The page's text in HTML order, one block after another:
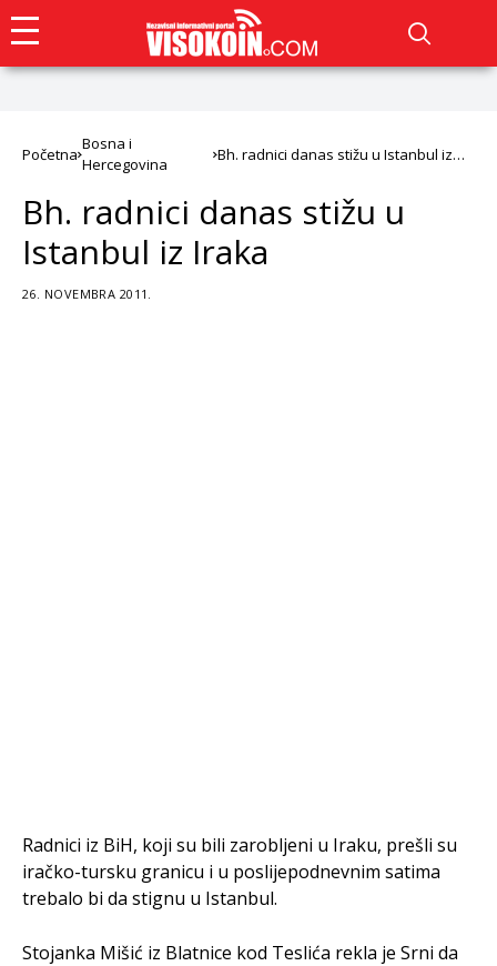
Početna
Bosna i
Hercegovina
Bh. radnici danas stižu u Istanbul iz
Bh. radnici danas stižu u
Istanbul iz Iraka
26. NOVEMBRA 2011.
Radnici iz BiH, koji su bili zarobljeni u Iraku, prešli su
iračko-tursku granicu i u poslijepodnevnim satima
trebalo bi da stignu u Istanbul.
Stojanka Mišić iz Blatnice kod Teslića rekla je Srni da